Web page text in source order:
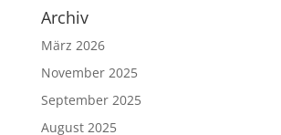
Archiv
März 2026
November 2025
September 2025
August 2025